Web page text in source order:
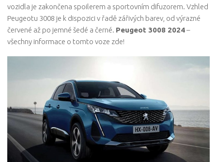
vozidla je zakončena spoilerem a sportovním difuzorem. Vzhled
Peugeotu 3008 je k dispozici v řadě zářivých barev, od výrazné
červené až po jemné šedé a černé. Peugeot 3008 2024–
všechny informace o tomto voze zde!